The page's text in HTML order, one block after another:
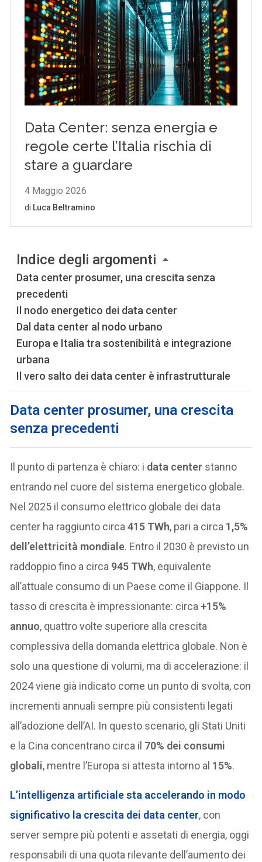
Indice degli argomenti
Data center prosumer, una crescita senza
precedenti
Il nodo energetico dei data center
Dal data center al nodo urbano
Europa e Italia tra sostenibilità e integrazione
urbana
Il vero salto dei data center è infrastrutturale
Data center prosumer, una crescita
senza precedenti
Il punto di partenza è chiaro: i data center stanno
entrando nel cuore del sistema energetico globale.
Nel 2025 il consumo elettrico globale dei data
center ha raggiunto circa415 TWh, pari a circa 1,5%
dell’elettricità mondiale. Entro il 2030 è previsto un
raddoppio fino a circa 945 TWh, equivalente
all’attuale consumo di un Paese come il Giappone. Il
tasso di crescita è impressionante: circa+15%
annuo, quattro volte superiore alla crescita
complessiva della domanda elettrica globale. Non è
solo una questione di volumi, ma di accelerazione: il
2024 viene già indicato come un punto di svolta, con
incrementi annuali sempre più consistenti legati
all’adozione dell’AI. In questo scenario, gli Stati Uniti
e la Cina concentrano circa il 70% dei consumi
globali, mentre l’Europa si attesta intorno al 15%.
L’intelligenza artificialesta accelerando in modo
significativo la crescita dei data center, con
server sempre più potenti e assetati di energia, oggi
responsabili di una quota rilevante dell’aumento dei